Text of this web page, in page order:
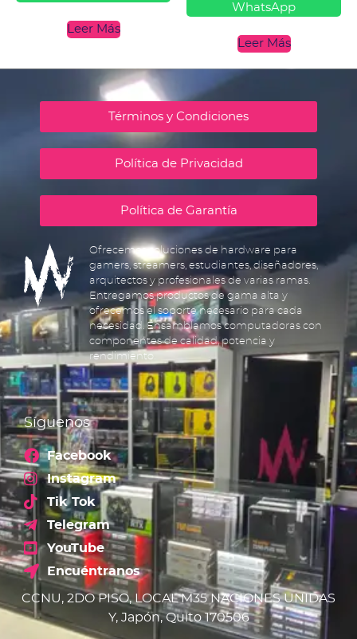
Leer Más
WhatsApp
Leer Más
Términos y Condiciones
Política de Privacidad
Política de Garantía
Ofrecemos soluciones de hardware para
gamers, streamers, estudiantes, diseñadores,
arquitectos y profesionales de varias ramas.
Entregamos productos de gama alta y
ofrecemos el soporte necesario para cada
necesidad. Ensamblamos computadoras con
componentes de calidad, potencia y
rendimiento.
Síguenos
Facebook
Instagram
Tik Tok
Telegram
YouTube
Encuéntranos
CCNU, 2DO PISO, LOCAL M35 NACIONES UNIDAS
Y, Japón, Quito 170506